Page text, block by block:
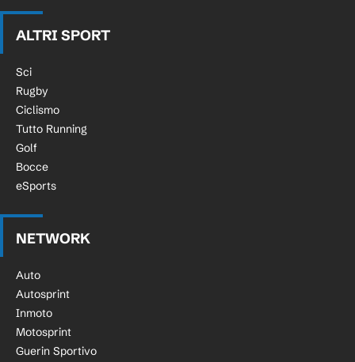
ALTRI SPORT
Sci
Rugby
Ciclismo
Tutto Running
Golf
Bocce
eSports
NETWORK
Auto
Autosprint
Inmoto
Motosprint
Guerin Sportivo